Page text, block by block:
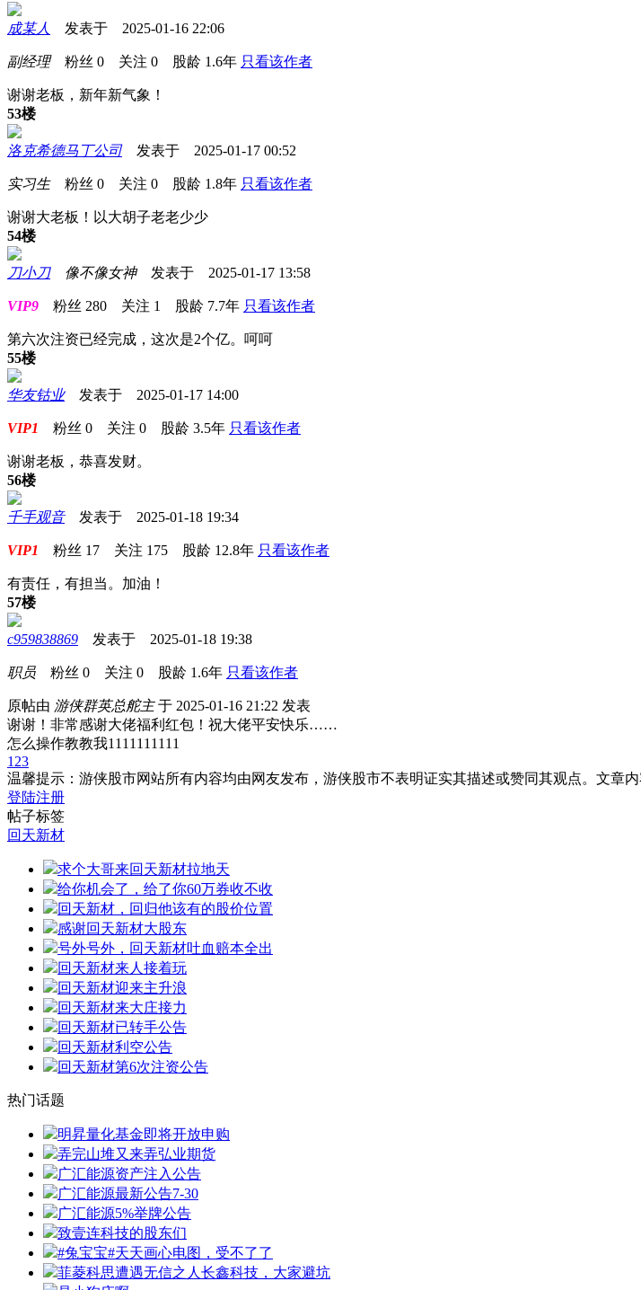
成某人 发表于 2025-01-16 22:06
副经理粉丝 0 关注 0 股龄 1.6年 只看该作者
谢谢老板，新年新气象！
53楼
洛克希德马丁公司发表于 2025-01-17 00:52
实习生粉丝 0 关注 0 股龄 1.8年 只看该作者
谢谢大老板！以大胡子老老少少
54楼
刀小刀 像不像女神发表于 2025-01-17 13:58
VIP9 粉丝 280 关注 1 股龄 7.7年 只看该作者
第六次注资已经完成，这次是2个亿。呵呵
55楼
华友钴业发表于 2025-01-17 14:00
VIP1 粉丝 0 关注 0 股龄 3.5年 只看该作者
谢谢老板，恭喜发财。
56楼
千手观音发表于 2025-01-18 19:34
VIP1 粉丝 17 关注 175 股龄 12.8年 只看该作者
有责任，有担当。加油！
57楼
c959838869 发表于 2025-01-18 19:38
职员 粉丝 0 关注 0 股龄 1.6年 只看该作者
原帖由 游侠群英总舵主于 2025-01-16 21:22 发表
谢谢！非常感谢大佬福利红包！祝大佬平安快乐……
怎么操作教教我1111111111
1 23
温馨提示：游侠股市网站所有内容均由网友发布，游侠股市不表明证实其描述或赞同其观点。文章
登陆注册
帖子标签
回天新材
求个大哥来回天新材拉地天
给你机会了，给了你60万券收不收
回天新材，回归他该有的股价位置
感谢回天新材大股东
号外号外，回天新材吐血赔本全出
回天新材来人接着玩
回天新材迎来主升浪
回天新材来大庄接力
回天新材已转手公告
回天新材利空公告
回天新材第6次注资公告
热门话题
明昇量化基金即将开放申购
弄完山堆又来弄弘业期货
广汇能源资产注入公告
广汇能源最新公告7-30
广汇能源5%举牌公告
致壹连科技的股东们
#兔宝宝#天天画心电图，受不了了
菲菱科思遭遇无信之人长鑫科技，大家避坑